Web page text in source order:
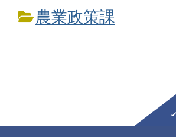
農業政策課